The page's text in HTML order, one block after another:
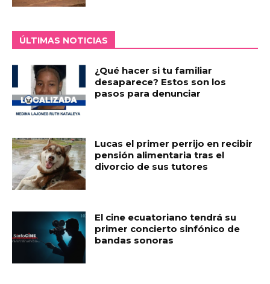
ÚLTIMAS NOTICIAS
¿Qué hacer si tu familiar
desaparece? Estos son los
pasos para denunciar
Lucas el primer perrijo en recibir
pensión alimentaria tras el
divorcio de sus tutores
El cine ecuatoriano tendrá su
primer concierto sinfónico de
bandas sonoras